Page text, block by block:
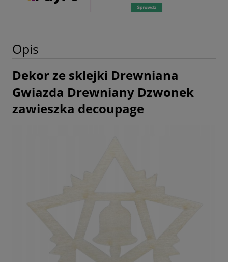
Opis
Dekor ze sklejki Drewniana
Gwiazda Drewniany Dzwonek
zawieszka decoupage